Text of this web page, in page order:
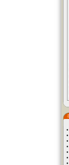
•
•
•
•
•
•
•